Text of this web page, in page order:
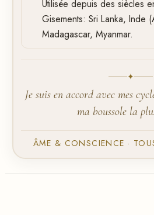
Utilisée depuis des siècles
Gisements: Sri Lanka, Inde
Madagascar, Myanmar.
✦
Je suis en accord avec mes
ma boussole la
ÂME & CONSCIENCE ·